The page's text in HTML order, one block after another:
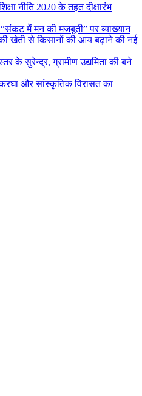
नीति 2020 के तहत दीक्षारंभ
“संकट में मन की मजबूती” पर व्याख्यान
खेती से किसानों की आय बढ़ाने की नई
के सुरेन्द्र, ग्रामीण उद्यमिता की बने
और सांस्कृतिक विरासत का